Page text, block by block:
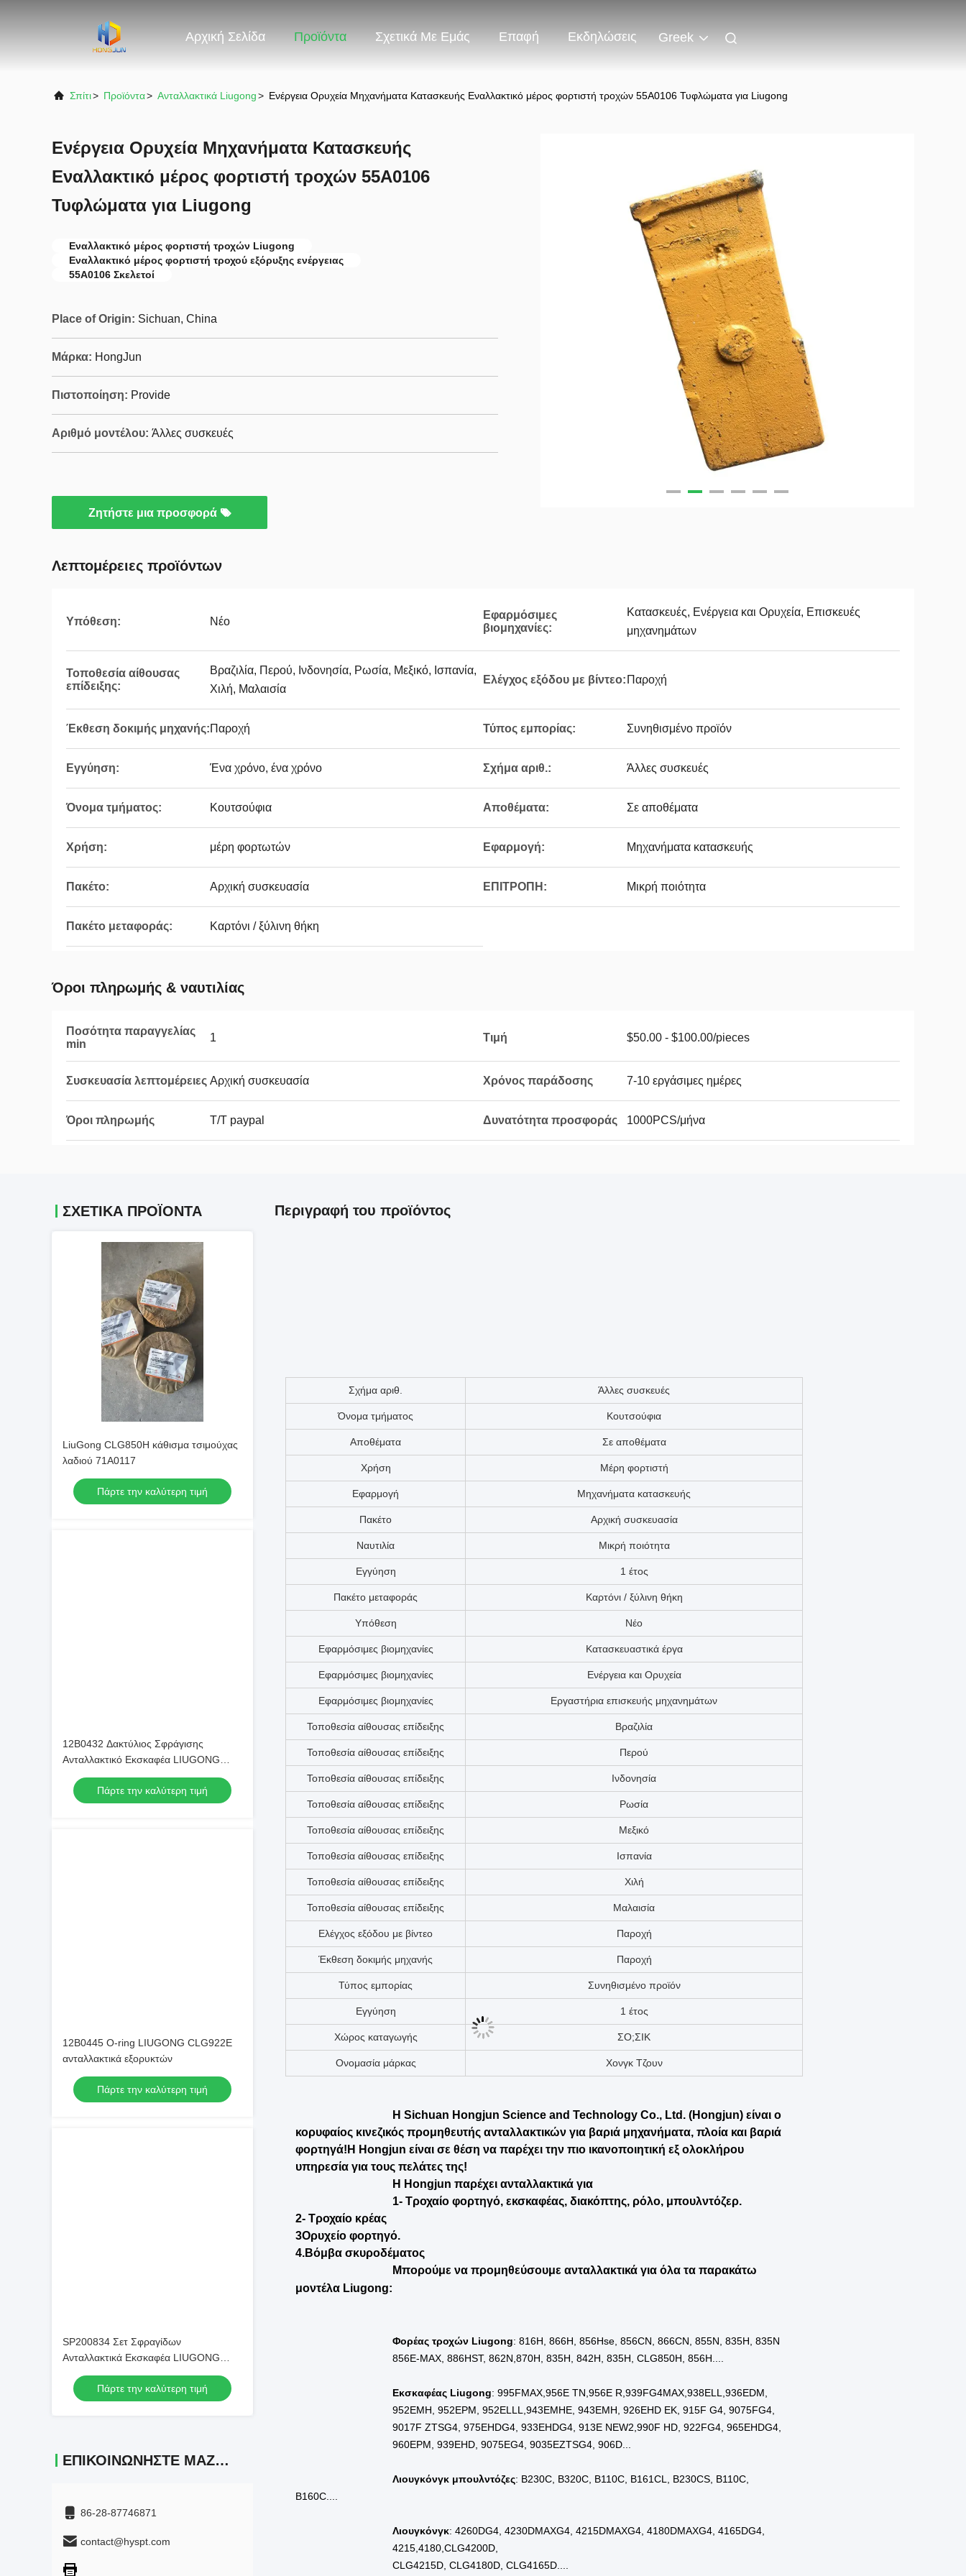
Αρχική Σελίδα Προϊόντα Σχετικά Με Εμάς Επαφή Εκδηλώσεις Greek
Σπίτι> Προϊόντα> Ανταλλακτικά Liugong> Ενέργεια Ορυχεία Μηχανήματα Κατασκευής Εναλλακτικό μέρος φορτιστή τροχών 55A0106 Τυφλώματα για Liugong
Ενέργεια Ορυχεία Μηχανήματα Κατασκευής
Εναλλακτικό μέρος φορτιστή τροχών 55A0106
Τυφλώματα για Liugong
Εναλλακτικό μέρος φορτιστή τροχών Liugong
Εναλλακτικό μέρος φορτιστή τροχού εξόρυξης ενέργειας
55Α0106 Σκελετοί
Place of Origin: Sichuan, China
Μάρκα: HongJun
Πιστοποίηση: Provide
Αριθμό μοντέλου: Άλλες συσκευές
Ζητήστε μια προσφορά
Λεπτομέρειες προϊόντων
Υπόθεση: Νέο
Εφαρμόσιμες
βιομηχανίες:
Κατασκευές, Ενέργεια και Ορυχεία, Επισκευές
μηχανημάτων
Τοποθεσία αίθουσας
επίδειξης:
Βραζιλία, Περού, Ινδονησία, Ρωσία, Μεξικό, Ισπανία,
Χιλή, Μαλαισία
Ελέγχος εξόδου με βίντεο: Παροχή
Έκθεση δοκιμής μηχανής:Παροχή Τύπος εμπορίας: Συνηθισμένο προϊόν
Εγγύηση: Ένα χρόνο, ένα χρόνο Σχήμα αριθ.: Άλλες συσκευές
Όνομα τμήματος: Κουτσούφια Αποθέματα: Σε αποθέματα
Χρήση: μέρη φορτωτών Εφαρμογή: Μηχανήματα κατασκευής
Πακέτο: Αρχική συσκευασία ΕΠΙΤΡΟΠΗ: Μικρή ποιότητα
Πακέτο μεταφοράς: Καρτόνι / ξύλινη θήκη
Όροι πληρωμής & ναυτιλίας
Ποσότητα παραγγελίας
min
1 Τιμή $50.00 - $100.00/pieces
Συσκευασία λεπτομέρειες Αρχική συσκευασία Χρόνος παράδοσης 7-10 εργάσιμες ημέρες
Όροι πληρωμής T/T paypal Δυνατότητα προσφοράς 1000PCS/μήνα
ΣΧΕΤΙΚΑ ΠΡΟΪΟΝΤΑ
LiuGong CLG850H κάθισμα τσιμούχας
λαδιού 71A0117
Πάρτε την καλύτερη τιμή
12B0432 Δακτύλιος Σφράγισης
Ανταλλακτικό Εκσκαφέα LIUGONG
CLG922E
Πάρτε την καλύτερη τιμή
12Β0445 Ο-ring LIUGONG CLG922E
ανταλλακτικά εξορυκτών
Πάρτε την καλύτερη τιμή
SP200834 Σετ Σφραγίδων
Ανταλλακτικά Εκσκαφέα LIUGONG
CLG922E
Πάρτε την καλύτερη τιμή
ΕΠΙΚΟΙΝΩΝΉΣΤΕ ΜΑΖΊ ΜΑΣ
86-28-87746871
contact@hyspt.com
Περιγραφή του προϊόντος
Σχήμα αριθ. Άλλες συσκευές
Όνομα τμήματος Κουτσούφια
Αποθέματα Σε αποθέματα
Χρήση Μέρη φορτιστή
Εφαρμογή Μηχανήματα κατασκευής
Μικρή ποιότητα
Εγγύηση 1 έτος
Πακέτο μεταφοράς
Υπόθεση Νέο
Εφαρμόσιμες βιομηχανίες
Εφαρμόσιμες βιομηχανίες
Εφαρμόσιμες βιομηχανίες Εργαστήρια επισκευής μηχανημάτων
Τοποθεσία αίθουσας επίδειξης Ινδονησία
Τοποθεσία αίθουσας επίδειξης Μεξικό
Τοποθεσία αίθουσας επίδειξης Ισπανία
Τοποθεσία αίθουσας επίδειξης Μαλαισία
Έκθεση δοκιμής μηχανής Παροχή
Τύπος εμπορίας